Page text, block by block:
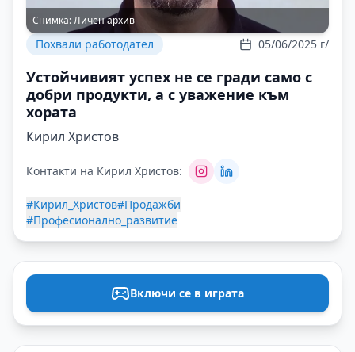
Снимка:Личен архив
Похвали работодател 05/06/2025 г/
Устойчивият успех не се гради само с
добри продукти, а с уважение към
хората
Кирил Христов
Контакти на Кирил Христов:
#Кирил_Христов#Продажби
#Професионално_развитие
Включи се в играта